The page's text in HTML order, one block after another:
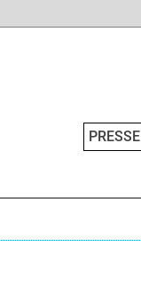
PRESSE